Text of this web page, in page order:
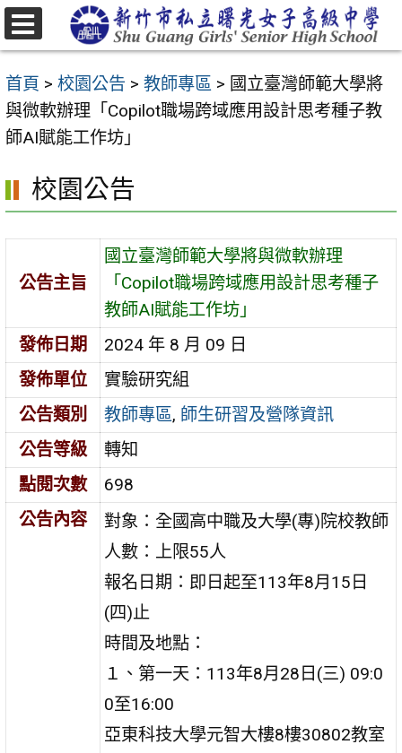
跳
至
要
內
容
首頁 > 校園公告 > 教師專區 > 國立臺灣師範大學將
與微軟辦理「Copilot職場跨域應用設計思考種子教
師AI賦能工作坊」
校園公告
公告主旨
國立臺灣師範大學將與微軟辦理
「Copilot職場跨域應用設計思考種子
教師AI賦能工作坊」
發佈日期
2024 年 8 月 09 日
發佈單位
實驗研究組
公告類別
教師專區, 師生研習及營隊資訊
公告等級
轉知
點閱次數
698
公告內容
對象：全國高中職及大學(專)院校教師
人數：上限55人
報名日期：即日起至113年8月15日
(四)止
時間及地點：
１、第一天：113年8月28日(三) 09:0
0至16:00
亞東科技大學元智大樓8樓30802教室
選
單